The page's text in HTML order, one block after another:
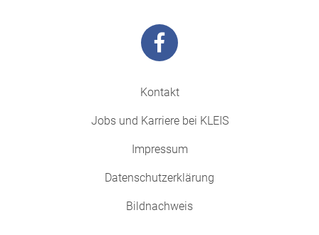
Kontakt
Jobs und Karriere bei KLEIS
Impressum
Datenschutzerklärung
Bildnachweis